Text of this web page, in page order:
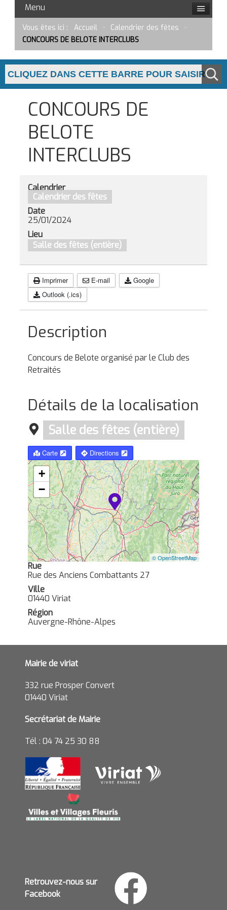
Menu
Vous êtes ici : Accueil Calendrier des fêtes
CONCOURS DE BELOTE INTERCLUBS
CONCOURS DE
BELOTE
INTERCLUBS
Calendrier
Calendrier des fêtes
Date
25/01/2024
Lieu
Salle des fêtes (entière)
Imprimer E-mail
Google
Outlook (.ics)
Description
Concours de Belote organisé par le Club des
Retraités
Détails de la localisation
Salle des fêtes (entière)
Carte Directions
+
−
© OpenStreetMap
Rue
Rue des Anciens Combattants 27
Ville
01440 Viriat
Région
Auvergne-Rhône-Alpes
Mairie de viriat
332 rue Prosper Convert
01440 Viriat
Secrétariat de Mairie
Tél : 04 74 25 30 88
Retrouvez-nous sur
Facebook